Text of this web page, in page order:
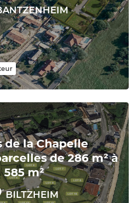
de la Chapelle
de 286 m² à
585 m²
BILTZHEIM